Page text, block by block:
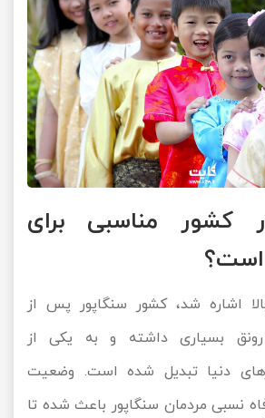
کشور مناسبی برای
است؟
اشاره شد، کشور سنگاپور پس از
بسیاری داشته و به یکی از
دنیا تبدیل شده است. وضعیت
نسبی مردمان سنگاپور باعث شده تا